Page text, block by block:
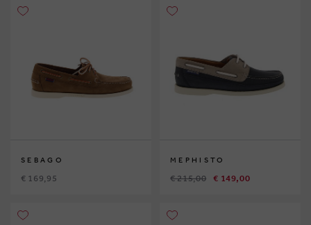
SEBAGO
€ 169,95
MEPHISTO
€ 215,00 € 149,00